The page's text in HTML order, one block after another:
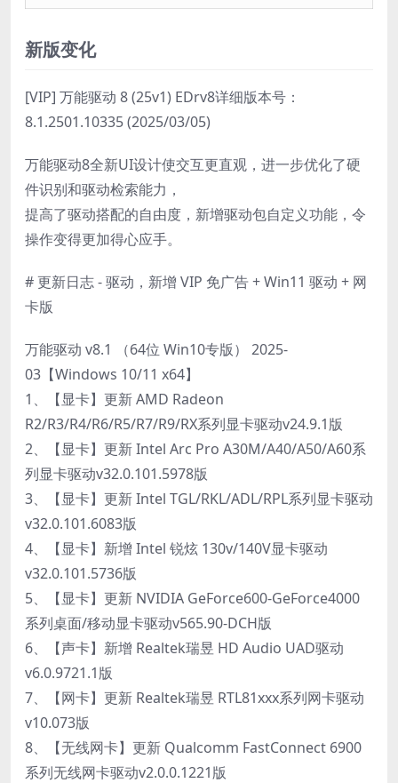
新版变化
[VIP] 万能驱动 8 (25v1) EDrv8详细版本号：
8.1.2501.10335 (2025/03/05)
万能驱动8全新UI设计使交互更直观，进一步优化了硬
件识别和驱动检索能力，
提高了驱动搭配的自由度，新增驱动包自定义功能，令
操作变得更加得心应手。
# 更新日志 - 驱动，新增 VIP 免广告 + Win11 驱动 + 网
卡版
万能驱动 v8.1 （64位 Win10专版） 2025-
03【Windows 10/11 x64】
1、【显卡】更新 AMD Radeon
R2/R3/R4/R6/R5/R7/R9/RX系列显卡驱动v24.9.1版
2、【显卡】更新 Intel Arc Pro A30M/A40/A50/A60系
列显卡驱动v32.0.101.5978版
3、【显卡】更新 Intel TGL/RKL/ADL/RPL系列显卡驱动
v32.0.101.6083版
4、【显卡】新增 Intel 锐炫 130v/140V显卡驱动
v32.0.101.5736版
5、【显卡】更新 NVIDIA GeForce600-GeForce4000
系列桌面/移动显卡驱动v565.90-DCH版
6、【声卡】新增 Realtek瑞昱 HD Audio UAD驱动
v6.0.9721.1版
7、【网卡】更新 Realtek瑞昱 RTL81xxx系列网卡驱动
v10.073版
8、【无线网卡】更新 Qualcomm FastConnect 6900
系列无线网卡驱动v2.0.0.1221版